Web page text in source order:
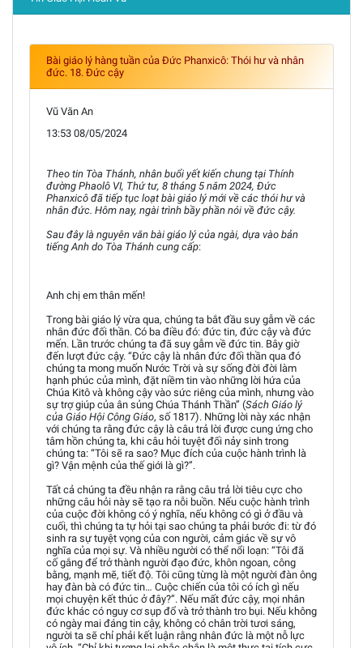
Bài giáo lý hàng tuần của Đức Phanxicô: Thói hư và nhân
đức. 18. Đức cậy
Vũ Văn An
13:53 08/05/2024
Theo tin Tòa Thánh, nhân buổi yết kiến chung tại Thính
đường Phaolô VI, Thứ tư, 8 tháng 5 năm 2024, Đức
Phanxicô đã tiếp tục loạt bài giáo lý mới về các thói hư và
nhân đức. Hôm nay, ngài trình bầy phần nói về đức cậy.
Sau đây là nguyên văn bài giáo lý của ngài, dựa vào bản
tiếng Anh do Tòa Thánh cung cấp:
Anh chị em thân mến!
Trong bài giáo lý vừa qua, chúng ta bắt đầu suy gẫm về các
nhân đức đối thần. Có ba điều đó: đức tin, đức cậy và đức
mến. Lần trước chúng ta đã suy gẫm về đức tin. Bây giờ
đến lượt đức cậy. “Đức cậy là nhân đức đối thần qua đó
chúng ta mong muốn Nước Trời và sự sống đời đời làm
hạnh phúc của mình, đặt niềm tin vào những lời hứa của
Chúa Kitô và không cậy vào sức riêng của mình, nhưng vào
sự trợ giúp của ân sủng Chúa Thánh Thần” (Sách Giáo lý
của Giáo Hội Công Giáo, số 1817). Những lời này xác nhận
với chúng ta rằng đức cậy là câu trả lời được cung ứng cho
tâm hồn chúng ta, khi câu hỏi tuyệt đối nảy sinh trong
chúng ta: “Tôi sẽ ra sao? Mục đích của cuộc hành trình là
gì? Vận mệnh của thế giới là gì?”.
Tất cả chúng ta đều nhận ra rằng câu trả lời tiêu cực cho
những câu hỏi này sẽ tạo ra nỗi buồn. Nếu cuộc hành trình
của cuộc đời không có ý nghĩa, nếu không có gì ở đầu và
cuối, thì chúng ta tự hỏi tại sao chúng ta phải bước đi: từ đó
sinh ra sự tuyệt vọng của con người, cảm giác về sự vô
nghĩa của mọi sự. Và nhiều người có thể nổi loạn: “Tôi đã
cố gắng để trở thành người đạo đức, khôn ngoan, công
bằng, mạnh mẽ, tiết độ. Tôi cũng từng là một người đàn ông
hay đàn bà có đức tin… Cuộc chiến của tôi có ích gì nếu
mọi chuyện kết thúc ở đây?”. Nếu mất đức cậy, mọi nhân
đức khác có nguy cơ sụp đổ và trở thành tro bụi. Nếu không
có ngày mai đáng tin cậy, không có chân trời tươi sáng,
người ta sẽ chỉ phải kết luận rằng nhân đức là một nỗ lực